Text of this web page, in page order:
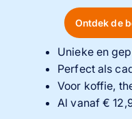
Telefoonhoesjes
Unieke en
Perfect als
Voor koffie,
Al vanaf €
Ontdek de